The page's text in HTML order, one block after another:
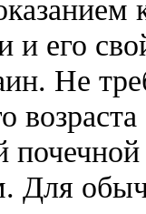
и его
Не
Для